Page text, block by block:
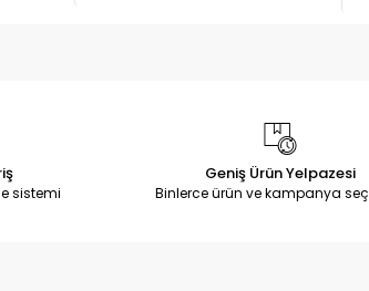
sistemi
Geniş Ürün Yelpazesi
Binlerce ürün ve kampanya